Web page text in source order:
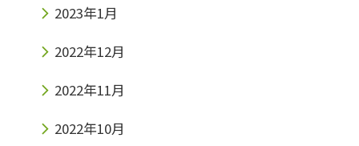
2023年1月
2022年12月
2022年11月
2022年10月